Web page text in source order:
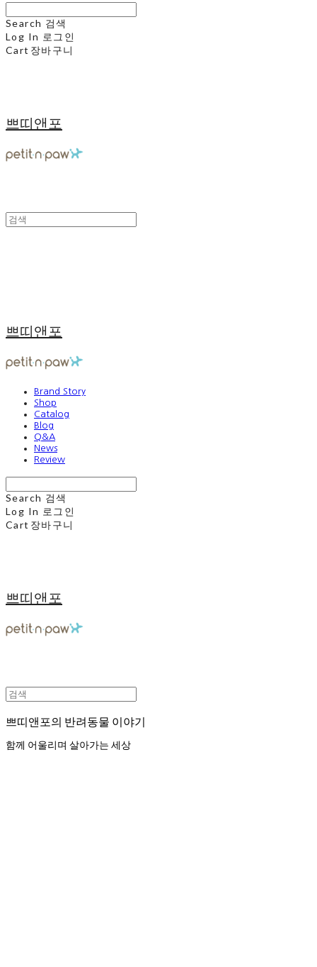
Search 검색
Log In 로그인
Cart 장바구니
쁘띠앤포
쁘띠앤포
Brand Story
Shop
Catalog
Blog
Q&A
News
Review
Search 검색
Log In 로그인
Cart 장바구니
쁘띠앤포
쁘띠앤포의 반려동물 이야기
함께 어울리며 살아가는 세상